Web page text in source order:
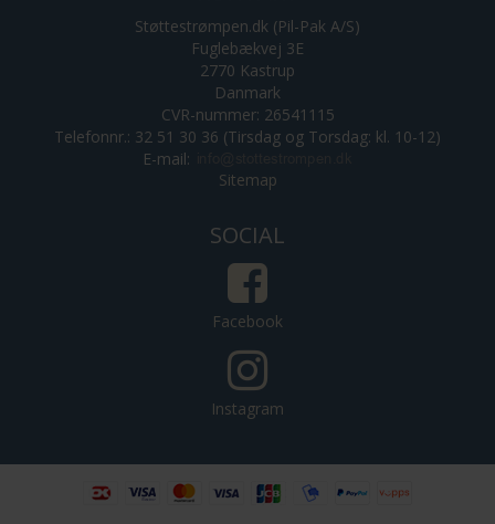
Støttestrømpen.dk (Pil-Pak A/S)
Fuglebækvej 3E
2770 Kastrup
Danmark
CVR-nummer: 26541115
Telefonnr.: 32 51 30 36 (Tirsdag og Torsdag: kl. 10-12)
E-mail:
Sitemap
SOCIAL
Facebook
Instagram